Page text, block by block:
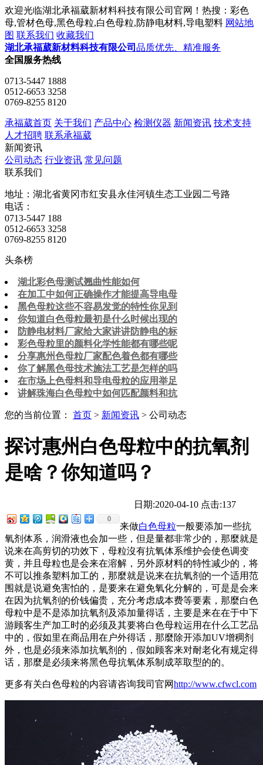
欢迎光临湖北承福葳新材料科技有限公司官网！热搜：彩色
母,管材色母,黑色母粒,白色母粒,防静电材料,导电塑料 网站地
图 联系我们 收藏我们
湖北承福葳新材料科技有限公司 品质优先、精准服务
全国服务热线
0713-5447 1888
0512-6653 3258
0769-8255 8120
承福葳首页 关于我们 产品中心 检测仪器 新闻资讯 技术支持
人才招聘 联系承福葳
新闻资讯
公司动态 行业资讯 常见问题
联系我们
地址：湖北省黄冈市红安县永佳河镇生态工业园二号路
电话：
0713-5447 188
0512-6653 3258
0769-8255 8120
头条榜
湖北彩色母测试翘曲性能如何
在加工中如何正确操作才能提高导电母
黑色母粒这些不容易发觉的特性你见到
你知道白色母粒最初是什么时候出现的
防静电材料厂家给大家讲讲防静电的标
彩色母粒里的颜料化学性能都有哪些呢
分享惠州色母粒厂家配色着色都有哪些
你了解黑色母技术施法工艺是怎样的吗
在市场上色母料和导电母粒的应用举足
讲解珠海白色母粒中如何匹配颜料和抗
您的当前位置： 首页 > 新闻资讯 > 公司动态
探讨惠州白色母粒中的抗氧剂
是啥？你知道吗？
日期:2020-04-10 点击:137
0
来做白色母粒一般要添加一些抗
氧剂体系，润滑液也会加一些，但是量都非常少的，那麼就是
说来在高剪切的功效下，母粒沒有抗氧体系维护会使色调变
黄，并且母粒也是会来在溶解，另外原材料的特性减少的，将
不可以推条塑料加工的，那麼就是说来在抗氧剂的一个适用范
围就是说避免害怕的，是要来在避免氧化分解的，可是是会来
在因为抗氧剂的价钱偏贵，充分考虑成本费等要素，那麼白色
母粒中是不是添加抗氧剂及添加量得话，主要是来在在于中下
游顾客生产加工时的必须及其要将白色母粒运用在什么工艺品
中的，假如里在商品用在户外得话，那麼除开添加UV增稠剂
外，也是必须来添加抗氧剂的，假如顾客来对耐老化有规定得
话，那麼是必须来将黑色母抗氧体系制成萃取型的的。
更多有关白色母粒的内容请咨询我司官网http://www.cfwcl.com